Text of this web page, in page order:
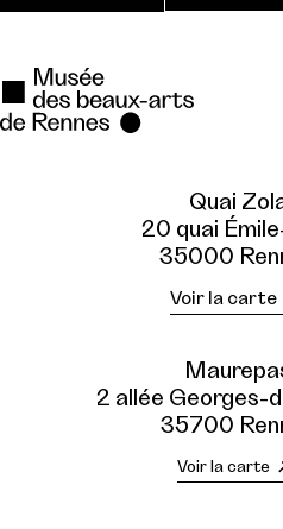
Quai
20 quai
35000
Voir la carte
2 allée Georges-
35700
Voir la carte